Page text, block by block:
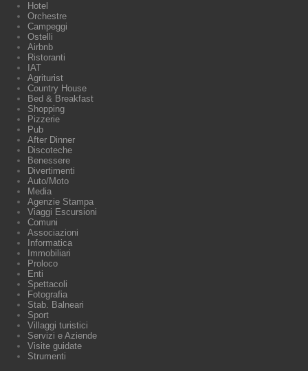
Hotel
Orchestre
Campeggi
Ostelli
Airbnb
Ristoranti
IAT
Agriturist
Country House
Bed & Breakfast
Shopping
Pizzerie
Pub
After Dinner
Discoteche
Benessere
Divertimenti
Auto/Moto
Media
Agenzie Stampa
Viaggi Escursioni
Comuni
Associazioni
Informatica
Immobiliari
Proloco
Enti
Spettacoli
Fotografia
Stab. Balneari
Sport
Villaggi turistici
Servizi e Aziende
Visite guidate
Strumenti